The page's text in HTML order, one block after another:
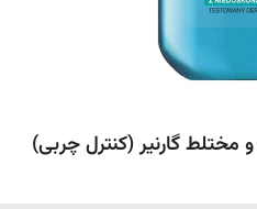
گارنیر (کنترل چربی)